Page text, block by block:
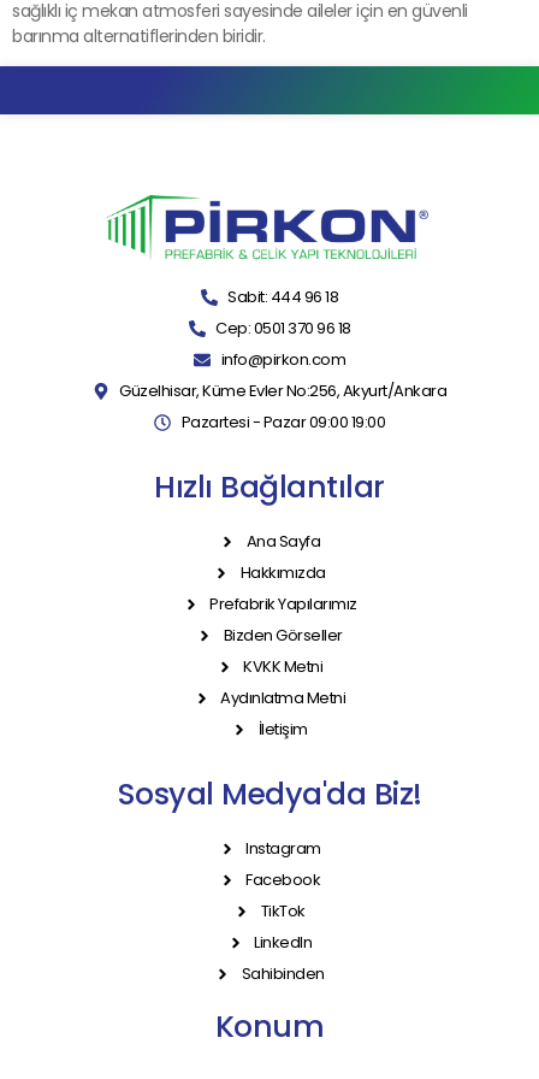
sağlıklı iç mekan atmosferi sayesinde aileler için en güvenli
barınma alternatiflerinden biridir.
Sabit: 444 96 18
Cep: 0501 370 96 18
info@pirkon.com
Güzelhisar, Küme Evler No:256, Akyurt/Ankara
Pazartesi - Pazar 09:00 19:00
Hızlı Bağlantılar
Ana Sayfa
Hakkımızda
Prefabrik Yapılarımız
Bizden Görseller
KVKK Metni
Aydınlatma Metni
İletişim
Sosyal Medya'da Biz!
Instagram
Facebook
TikTok
LinkedIn
Sahibinden
Konum